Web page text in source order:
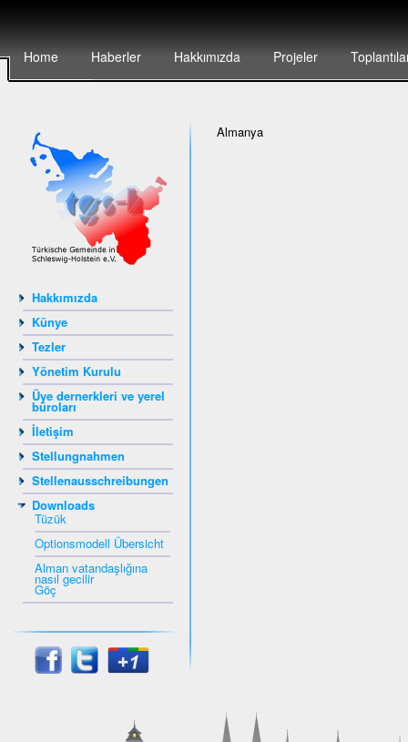
Home Haberler Hakkımızda Projeler
Hakkımızda
Künye
Tezler
Yönetim Kurulu
Üye dernerkleri ve yerel
büroları
İletişim
Stellungnahmen
Stellenausschreibungen
Downloads
Tüzük
Optionsmodell Übersicht
Alman vatandaşlığına
nasıl gecilir
Göç
Almanya